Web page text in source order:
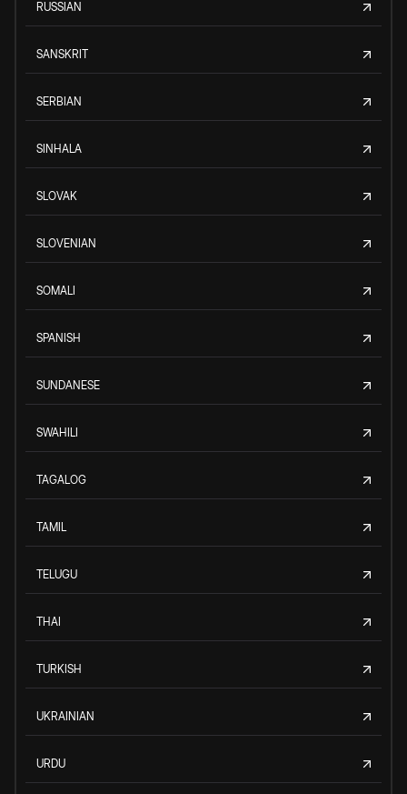
RUSSIAN
SANSKRIT
SERBIAN
SINHALA
SLOVAK
SLOVENIAN
SOMALI
SPANISH
SUNDANESE
SWAHILI
TAGALOG
TAMIL
TELUGU
THAI
TURKISH
UKRAINIAN
URDU